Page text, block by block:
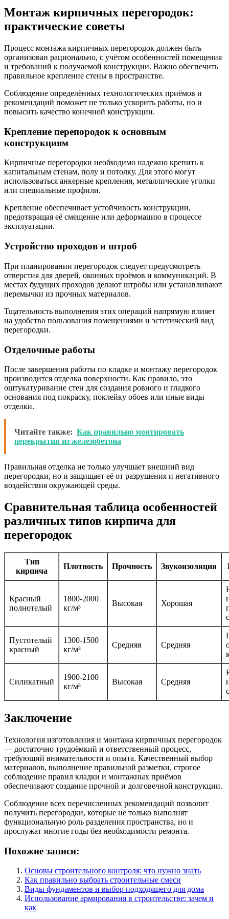
Монтаж кирпичных перегородок:
практические советы
Процесс монтажа кирпичных перегородок должен быть
организован рационально, с учётом особенностей помещения
и требований к получаемой конструкции. Важно обеспечить
правильное крепление стены в пространстве.
Соблюдение определённых технологических приёмов и
рекомендаций поможет не только ускорить работы, но и
повысить качество конечной конструкции.
Крепление перепородок к основным
конструкциям
Кирпичные перегородки необходимо надежно крепить к
капитальным стенам, полу и потолку. Для этого могут
использоваться анкерные крепления, металлические уголки
или специальные профили.
Крепление обеспечивает устойчивость конструкции,
предотвращая её смещение или деформацию в процессе
эксплуатации.
Устройство проходов и штроб
При планировании перегородок следует предусмотреть
отверстия для дверей, оконных проёмов и коммуникаций. В
местах будущих проходов делают штробы или устанавливают
перемычки из прочных материалов.
Тщательность выполнения этих операций напрямую влияет
на удобство пользования помещениями и эстетический вид
перегородки.
Отделочные работы
После завершения работы по кладке и монтажу перегородок
производится отделка поверхности. Как правило, это
оштукатуривание стен для создания ровного и гладкого
основания под покраску, поклейку обоев или иные виды
отделки.
Читайте также: Как правильно монтировать
перекрытия из железобетона
Правильная отделка не только улучшает внешний вид
перегородки, но и защищает её от разрушения и негативного
воздействия окружающей среды.
Сравнительная таблица особенностей
различных типов кирпича для
перегородок
Тип
кирпича
Плотность Прочность Звукоизоляция
Красный
полнотелый
1800-2000
кг/м³
Высокая Хорошая
Пустотелый
красный
1300-1500
кг/м³
Средняя Средняя
Силикатный
1900-2100
кг/м³
Высокая Средняя
Заключение
Технология изготовления и монтажа кирпичных перегородок
— достаточно трудоёмкий и ответственный процесс,
требующий внимательности и опыта. Качественный выбор
материалов, выполнение правильной разметки, строгое
соблюдение правил кладки и монтажных приёмов
обеспечивают создание прочной и долговечной конструкции.
Соблюдение всех перечисленных рекомендаций позволит
получить перегородки, которые не только выполнят
функциональную роль разделения пространства, но и
прослужат многие годы без необходимости ремонта.
Похожие записи:
Основы строительного контроля: что нужно знать
Как правильно выбрать строительные смеси
Виды фундаментов и выбор подходящего для дома
Использование армирования в строительстве: зачем и
как